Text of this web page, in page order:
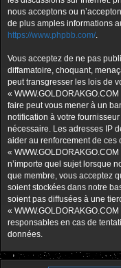
nous acceptons ou
de plus amples informations
https://www.phpbb.com/.
Vous acceptez de ne pas
diffamatoire, choquant,
peut transgresser les lois de
«
faire peut vous mener à un
notification à votre
nécessaire. Les adresses IP
aider au renforcement de ces
«
n’importe quel sujet lorsque
que membre, vous acceptez
soient stockées dans notre
soient pas diffusées à une
«
responsables en cas de
données.